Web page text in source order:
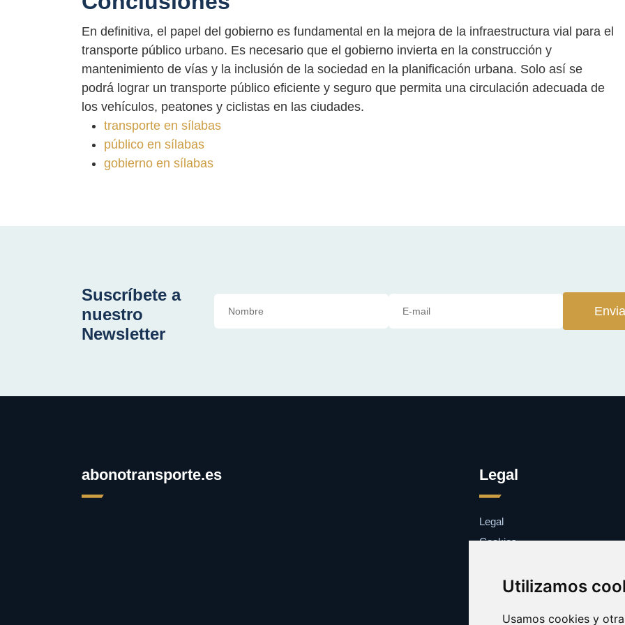
Utilizamos
Usamos cookies y
En definitiva, el papel del gobierno es fundamental en la mejora de la infraestructura vial para el
transporte público urbano. Es necesario que el gobierno invierta en la construcción y
mantenimiento de vías y la inclusión de la sociedad en la planificación urbana. Solo así se
podrá lograr un transporte público eficiente y seguro que permita una circulación adecuada de
los vehículos, peatones y ciclistas en las ciudades.
transporte en sílabas
público en sílabas
gobierno en sílabas
Suscríbete a
nuestro
Newsletter
abonotransporte.es Legal
Legal
Cookies